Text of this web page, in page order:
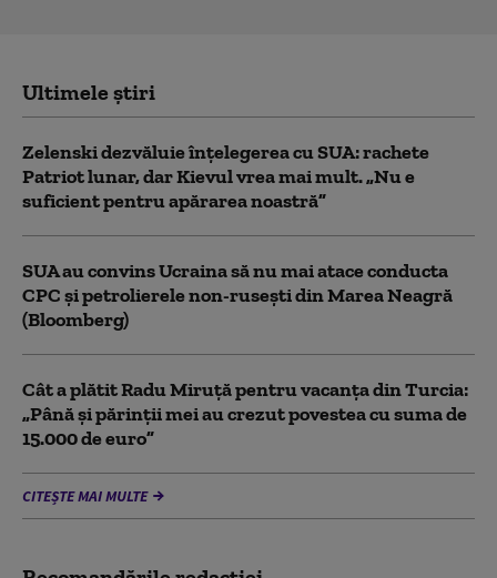
Ultimele știri
Zelenski dezvăluie înțelegerea cu SUA: rachete
Patriot lunar, dar Kievul vrea mai mult. „Nu e
suficient pentru apărarea noastră”
SUA au convins Ucraina să nu mai atace conducta
CPC şi petrolierele non-ruseşti din Marea Neagră
(Bloomberg)
Cât a plătit Radu Miruță pentru vacanța din Turcia:
„Până și părinții mei au crezut povestea cu suma de
15.000 de euro”
CITEȘTE MAI MULTE